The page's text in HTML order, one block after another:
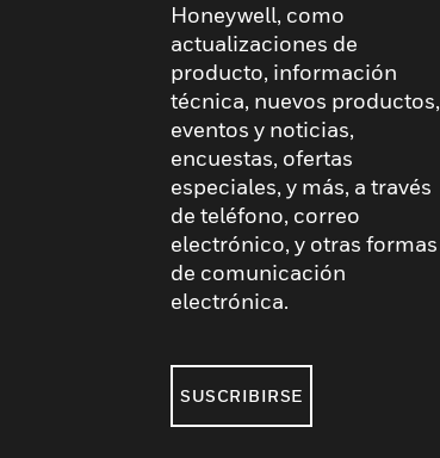
Honeywell, como
actualizaciones de
producto, información
técnica, nuevos productos,
eventos y noticias,
encuestas, ofertas
especiales, y más, a través
de teléfono, correo
electrónico, y otras formas
de comunicación
electrónica.
SUSCRIBIRSE